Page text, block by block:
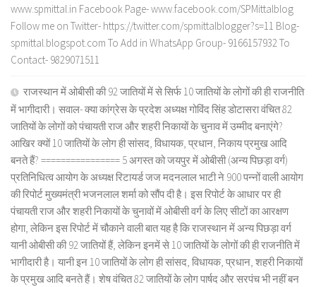
www.spmittal.in Facebook Page- www.facebook.com/SPMittalblog
Follow me on Twitter- https://twitter.com/spmittalblogger?s=11 Blog-
spmittal.blogspot.com To Add in WhatsApp Group- 9166157932 To
Contact- 9829071511
राजस्थान में ओबीसी की 92 जातियों में से सिर्फ 10 जातियों के लोगों की ही राजनीति
में भागीदारी। सवाल- क्या कांग्रेस के प्रदेश अध्यक्ष गोविंद सिंह डोटासरा वंचित 82
जातियों के लोगों को पंचायती राज और शहरी निकायों के चुनाव में उम्मीद बनाएंगे?
आखिर क्यों 10 जातियों के लोग ही सांसद, विधायक, प्रधान, निकाय प्रमुख आदि
बनते हैं? ================ 5 अगस्त को जयपुर में ओबीसी (अन्य पिछड़ा वर्ग)
प्रतिनिधित्व आयोग के अध्यक्ष रिटायर्ड जज मदनलाल भाटी ने 900 पन्नों वाली आयोग
की रिपोर्ट मुख्यमंत्री भजनलाल शर्मा को सौंप दी है। इस रिपोर्ट के आधार पर ही
पंचायती राज और शहरी निकायों के चुनावों में ओबीसी वर्ग के लिए सीटों का आरक्षण
होगा, लेकिन इस रिपोर्ट में चौकाने वाली बात यह है कि राजस्थान में अन्य पिछड़ा वर्ग
यानी ओबीसी की 92 जातियों हैं, लेकिन इनमें से 10 जातियों के लोगों की ही राजनीति में
भागीदारी है। यानी इन 10 जातियों के लोग ही सांसद, विधायक, प्रधान, शहरी निकायों
के प्रमुख आदि बनते हैं। शेष वंचित 82 जातियों के लोग पार्षद और सरपंच भी नहीं बन